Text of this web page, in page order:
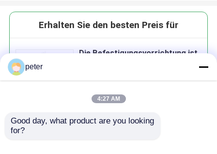
Erhalten Sie den besten Preis für
Die Befestigungsvorrichtung ist
Schließung der Schleife mit der
Fortsetzen
peter
4:27 AM
Good day, what product are you looking
for?